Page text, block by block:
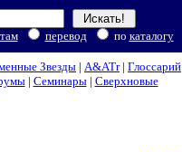
перевод по каталогу
Звезды | A&ATr| Глоссарий
| Семинары| Сверхновые